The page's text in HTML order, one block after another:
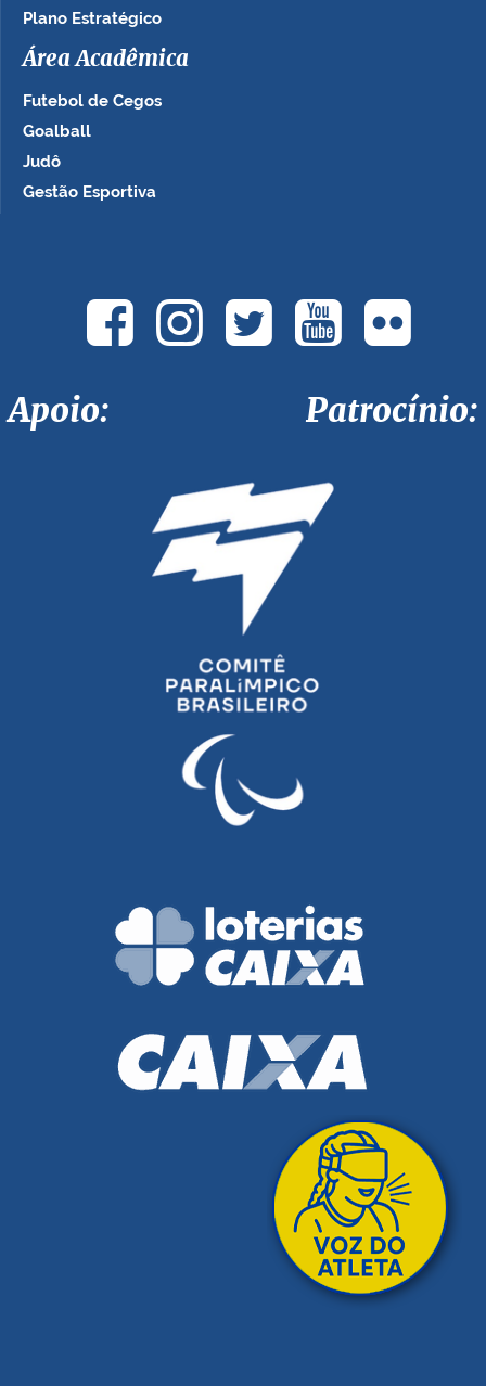
Plano Estratégico
Área Acadêmica
Futebol de Cegos
Goalball
Judô
Gestão Esportiva
Apoio: Patrocínio: